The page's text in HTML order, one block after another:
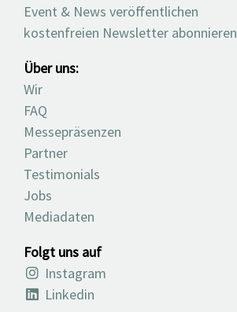
Event & News veröffentlichen
kostenfreien Newsletter abonnieren
Über uns:
Wir
FAQ
Messepräsenzen
Partner
Testimonials
Jobs
Mediadaten
Folgt uns auf
Instagram
Linkedin